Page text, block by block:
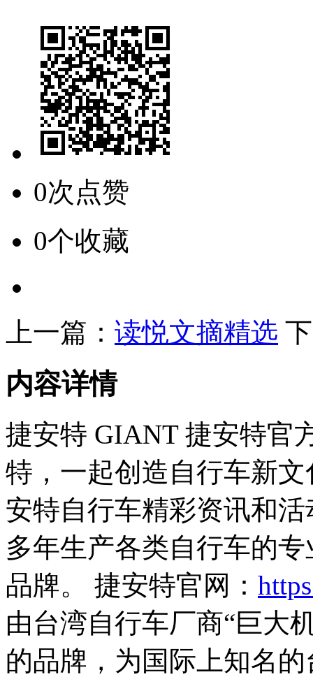
0次点赞
0个收藏
上一篇： 读悦文摘精选
内容详情
捷安特 GIANT 捷安特官
特，一起创造自行车新
安特自行车精彩资讯和
多年生产各类自行车的
品牌。 捷安特官网：
由台湾自行车厂商“巨大
的品牌，为国际上知名